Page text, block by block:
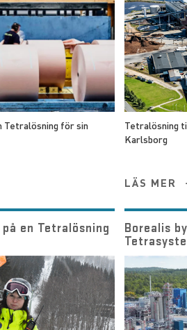
Tetralösning för sin
Tetralösning
Karlsborg
LÄS MER
en Tetralösning
Borealis